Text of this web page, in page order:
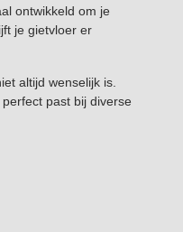
ontwikkeld om je
je gietvloer er
altijd wenselijk is.
past bij diverse